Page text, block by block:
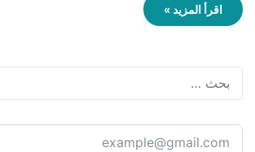
اقرأ المزيد »